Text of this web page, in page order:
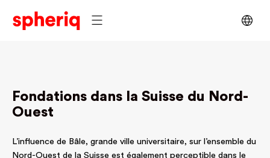
Fondations dans la Suisse du Nord-
Ouest
L’influence de Bâle, grande ville universitaire, sur l’ensemble du
Nord-Ouest de la Suisse est également perceptible dans le